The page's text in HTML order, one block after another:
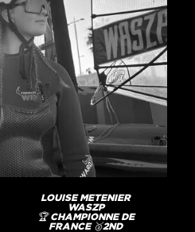
LOUISE METENIER
WASZP
🏆 CHAMPIONNE DE
FRANCE 🥈2ND